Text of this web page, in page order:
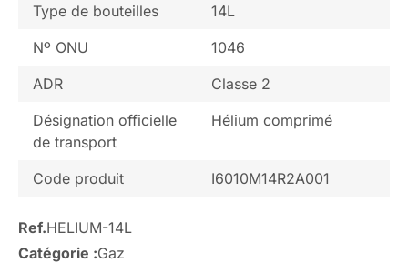
Type de bouteilles
14L
Nº ONU
1046
ADR
Classe 2
Désignation officielle
de transport
Hélium comprimé
Code produit I6010M14R2A001
Ref.HELIUM-14L
Catégorie :Gaz